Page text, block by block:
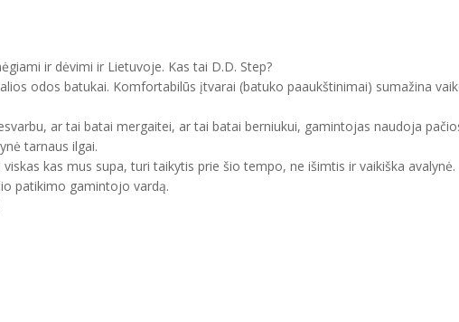
ir dėvimi ir Lietuvoje. Kas tai D.D. Step?
odos batukai. Komfortabilūs įtvarai (batuko paaukštinimai) sumažina
ar tai batai mergaitei, ar tai batai berniukui, gamintojas naudoja
tarnaus ilgai.
kas mus supa, turi taikytis prie šio tempo, ne išimtis ir vaikiška
patikimo gamintojo vardą.